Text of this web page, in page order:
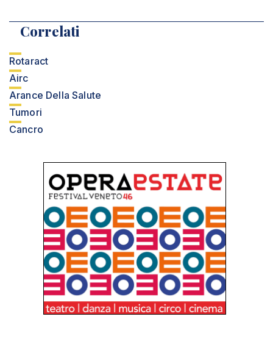
Correlati
Rotaract
Airc
Arance Della Salute
Tumori
Cancro